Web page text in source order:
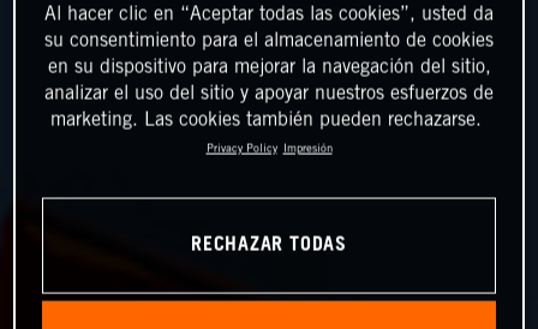
Al hacer clic en “Aceptar todas las cookies”, usted da
su consentimiento para el almacenamiento de cookies
en su dispositivo para mejorar la navegación del sitio,
analizar el uso del sitio y apoyar nuestros esfuerzos de
marketing. Las cookies también pueden rechazarse.
Privacy Policy Impresión
RECHAZAR TODAS